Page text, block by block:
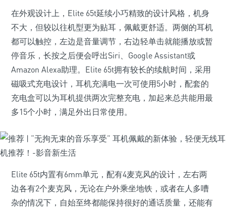
在外观设计上，Elite 65t延续小巧精致的设计风格，机身
不大，但较以往机型更为贴耳，佩戴更舒适。两侧的耳机
都可以触控，左边是音量调节，右边轻单击就能播放或暂
停音乐，长按之后便会呼出Siri、Google Assistant或
Amazon Alexa助理。Elite 65t拥有较长的续航时间，采用
磁吸式充电设计，耳机充满电一次可使用5小时，配套的
充电盒可以为耳机提供两次完整充电，加起来总共能用最
多15个小时，满足外出日常使用。
Elite 65t内置有6mm单元，配有4麦克风的设计，左右两
边各有2个麦克风，无论在户外乘坐地铁，或者在人多嘈
杂的情况下，自始至终都能保持很好的通话质量，还能有